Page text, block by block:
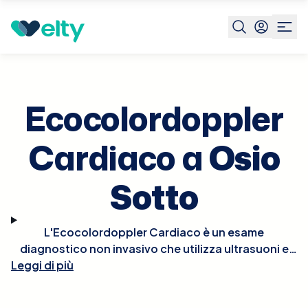
Prenota visita Osio Sotto
Ecocolordoppler
Cardiaco aOsio
Sotto
L'Ecocolordoppler Cardiaco è un esame
diagnostico non invasivo che utilizza ultrasuoni e
tecnologia Doppler per visualizzare in tempo reale le
Leggi di più